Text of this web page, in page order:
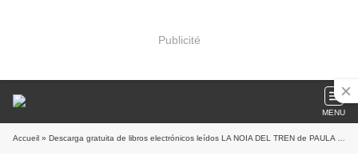
Publicité
MENU
Accueil » Descarga gratuita de libros electrónicos leídos LA NOIA DEL TREN de PAULA HAWKINS (Literatura española) iBook RTF 9788416457007